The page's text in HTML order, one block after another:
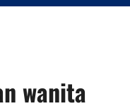
wanita